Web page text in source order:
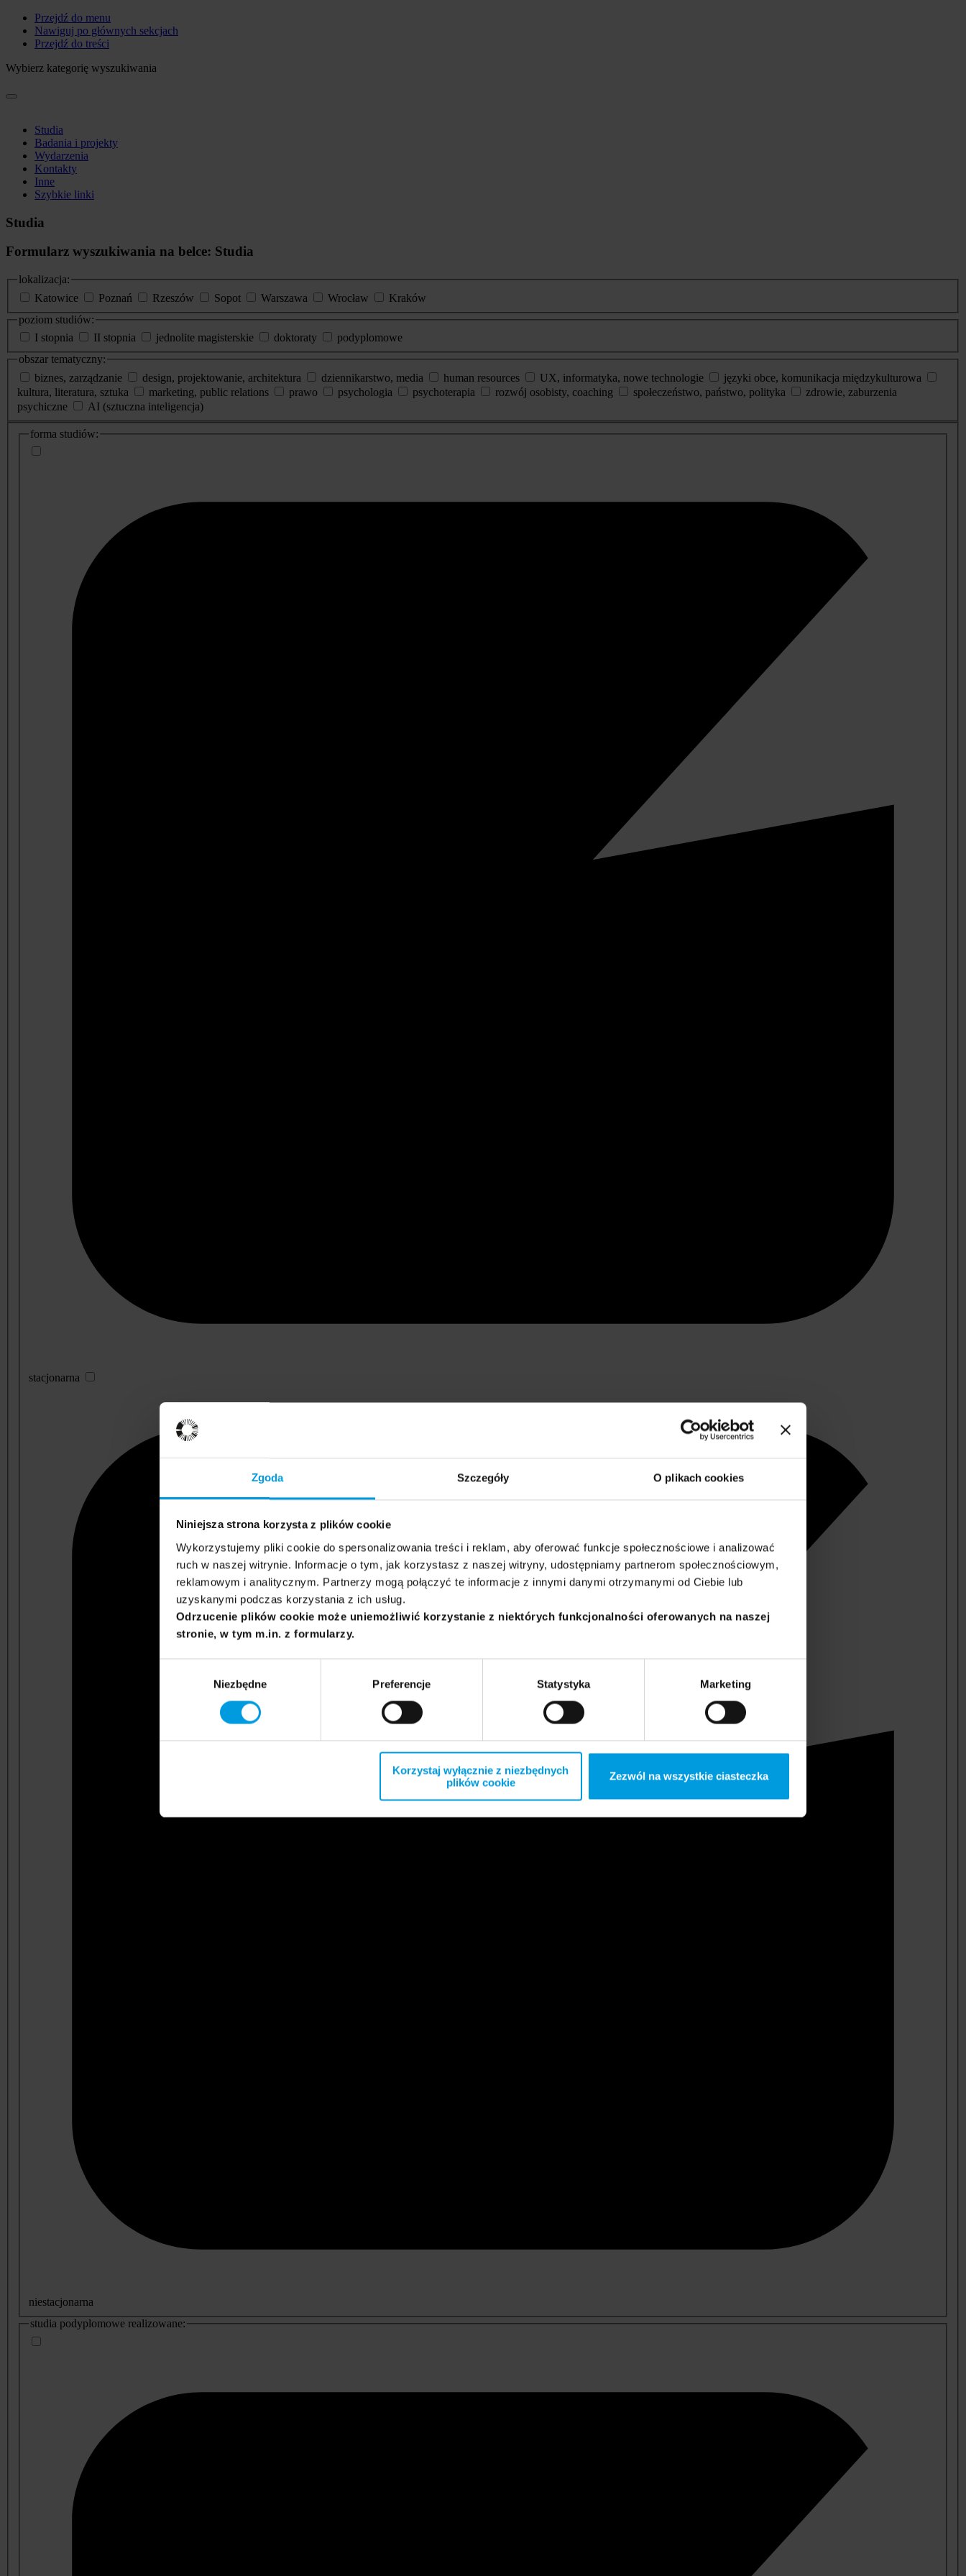
Zgoda Szczegóły O plikach cookies
Niniejsza strona korzysta z plików cookie
Wykorzystujemy pliki cookie do spersonalizowania treści i reklam, aby oferować funkcje społecznościowe i analizować
ruch w naszej witrynie. Informacje o tym, jak korzystasz z naszej witryny, udostępniamy partnerom społecznościowym,
reklamowym i analitycznym. Partnerzy mogą połączyć te informacje z innymi danymi otrzymanymi od Ciebie lub
uzyskanymi podczas korzystania z ich usług.
Odrzucenie plików cookie może uniemożliwić korzystanie z niektórych funkcjonalności oferowanych na naszej
stronie, w tym m.in. z formularzy.
Niezbędne Preferencje Statystyka Marketing
Korzystaj wyłącznie z niezbędnych
plików cookie
Zezwól na wszystkie ciasteczka
Przejdź do menu
Nawiguj po głównych sekcjach
Przejdź do treści
Wybierz kategorię wyszukiwania
Studia
Badania i projekty
Wydarzenia
Kontakty
Inne
Szybkie linki
Studia
Formularz wyszukiwania na belce: Studia
lokalizacja:
Katowice
Poznań Rzeszów Sopot Warszawa Wrocław
Kraków
poziom studiów:
I stopnia
II stopnia jednolite magisterskie doktoraty
podyplomowe
obszar tematyczny:
biznes, zarządzanie
design, projektowanie, architektura dziennikarstwo, media human resources UX, informatyka, nowe technologie
języki obce, komunikacja międzykulturowa
kultura, literatura, sztuka
marketing, public relations prawo psychologia psychoterapia rozwój osobisty, coaching społeczeństwo, państwo, polityka
zdrowie, zaburzenia
psychiczne
AI (sztuczna inteligencja)
dodatkowe
informacje
forma studiów:
stacjonarna
niestacjonarna
studia podyplomowe realizowane: